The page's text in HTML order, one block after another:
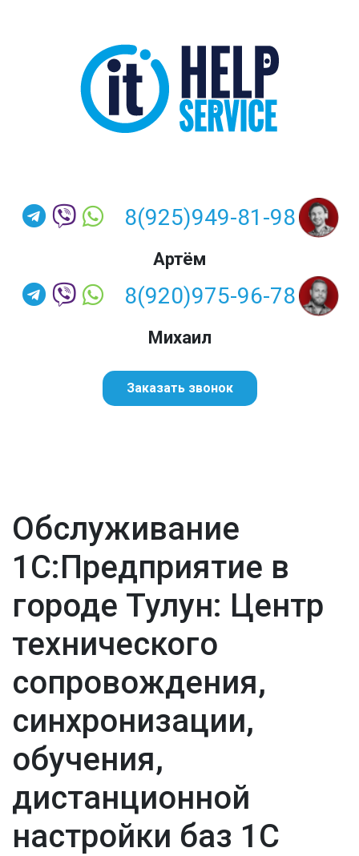
8(925)949-81-98
Артём
8(920)975-96-78
Михаил
Заказать звонок
Обслуживание
1С:Предприятие в
городе Тулун: Центр
технического
сопровождения,
синхронизации,
обучения,
дистанционной
настройки баз 1С